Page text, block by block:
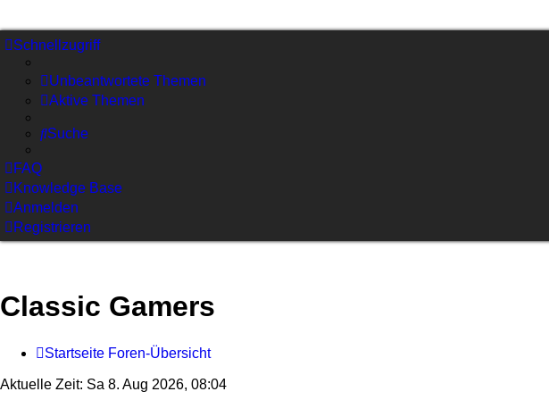
Schnellzugriff
Unbeantwortete Themen
Aktive Themen
Suche
FAQ
Knowledge Base
Anmelden
Registrieren
Classic Gamers
Startseite Foren-Übersicht
Aktuelle Zeit: Sa 8. Aug 2026, 08:04